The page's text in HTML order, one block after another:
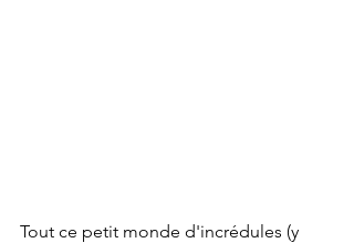
Tout ce petit monde d'incrédules (y